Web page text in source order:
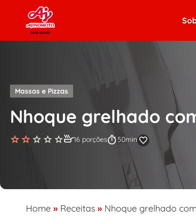
Skip to content
Massas e Pizzas
Nhoque grelhado
16 porções 50min
Home » Receitas » Nhoque grelhado